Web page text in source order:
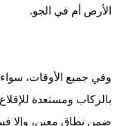
الأرض أم في الجو.
وفي جميع الأوقات،
بالركاب ومستعدة
ضمن نطاق معين، وإلا